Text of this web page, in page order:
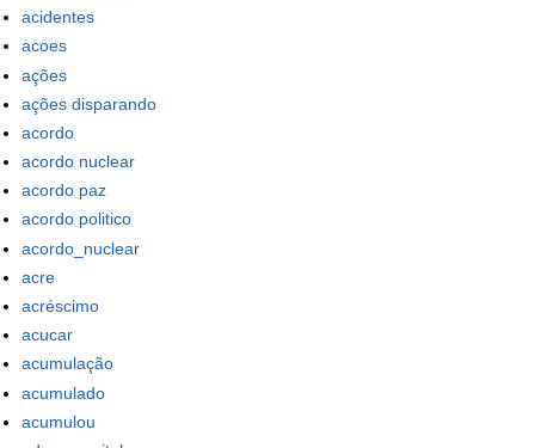
acidentes
acoes
ações
ações disparando
acordo
acordo nuclear
acordo paz
acordo politico
acordo_nuclear
acre
acréscimo
acucar
acumulação
acumulado
acumulou